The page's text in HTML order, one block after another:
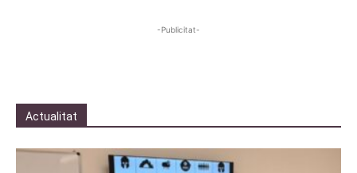
-Publicitat-
Actualitat